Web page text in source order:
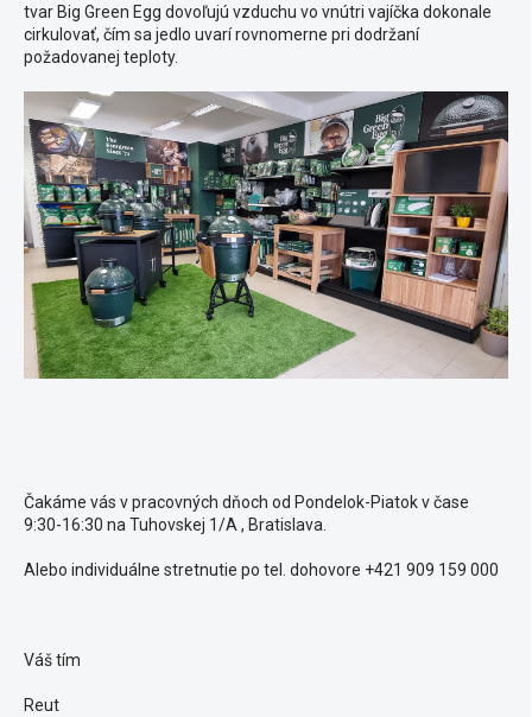
tvar Big Green Egg dovoľujú vzduchu vo vnútri vajíčka dokonale
cirkulovať, čím sa jedlo uvarí rovnomerne pri dodržaní
požadovanej teploty.
Čakáme vás v pracovných dňoch od Pondelok-Piatok v čase
9:30-16:30 na Tuhovskej 1/A , Bratislava.
Alebo individuálne stretnutie po tel. dohovore +421 909 159 000
Váš tím
Reut